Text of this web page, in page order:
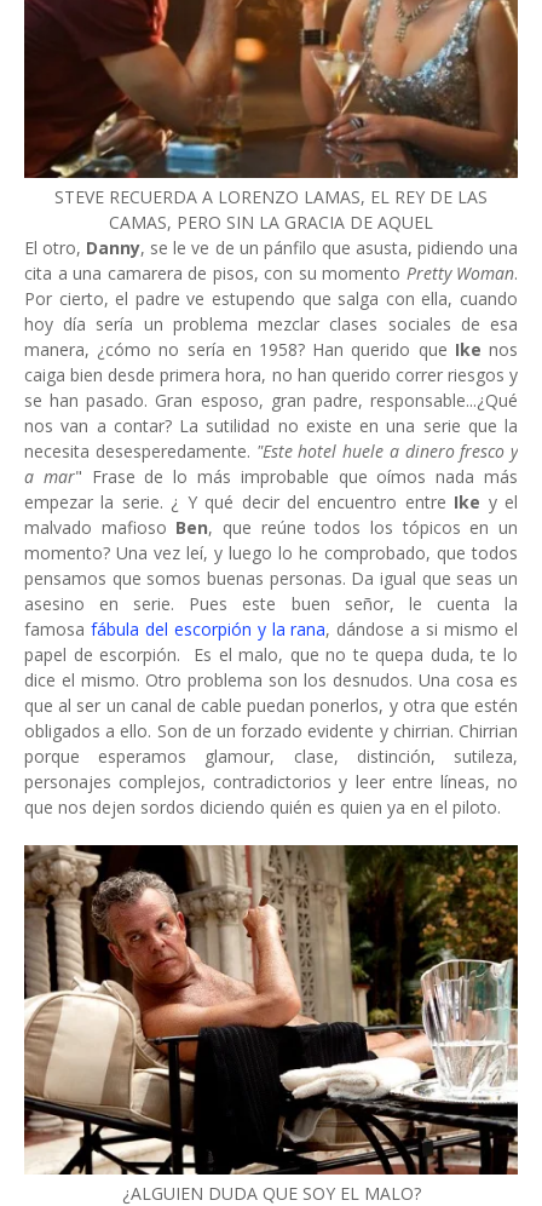
STEVE RECUERDA A LORENZO LAMAS, EL REY DE LAS
CAMAS, PERO SIN LA GRACIA DE AQUEL
El otro, Danny, se le ve de un pánfilo que asusta, pidiendo una
cita a una camarera de pisos, con su momento Pretty Woman.
Por cierto, el padre ve estupendo que salga con ella, cuando
hoy día sería un problema mezclar clases sociales de esa
manera, ¿cómo no sería en 1958? Han querido que Ike nos
caiga bien desde primera hora, no han querido correr riesgos y
se han pasado. Gran esposo, gran padre, responsable...¿Qué
nos van a contar? La sutilidad no existe en una serie que la
necesita desesperedamente. "Este hotel huele a dinero fresco y
a mar" Frase de lo más improbable que oímos nada más
empezar la serie. ¿ Y qué decir del encuentro entre Ike y el
malvado mafioso Ben, que reúne todos los tópicos en un
momento? Una vez leí, y luego lo he comprobado, que todos
pensamos que somos buenas personas. Da igual que seas un
asesino en serie. Pues este buen señor, le cuenta la
famosa fábula del escorpión y la rana, dándose a si mismo el
papel de escorpión. Es el malo, que no te quepa duda, te lo
dice el mismo. Otro problema son los desnudos. Una cosa es
que al ser un canal de cable puedan ponerlos, y otra que estén
obligados a ello. Son de un forzado evidente y chirrian. Chirrian
porque esperamos glamour, clase, distinción, sutileza,
personajes complejos, contradictorios y leer entre líneas, no
que nos dejen sordos diciendo quién es quien ya en el piloto.
¿ALGUIEN DUDA QUE SOY EL MALO?